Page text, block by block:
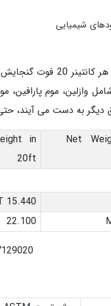
شیمیایی
و یک ایزو تانک 19 تنی را دارد. شماره تعرفه کالا نیز در گروه 27129020 قرار میگیرد که گروه
دیگر به دست می آیند،
Net
in
20ft
15.440 MT
22.100 MT